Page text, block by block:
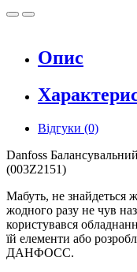
Опис
Відгуки (0)
Danfoss
(003Z2151)
Мабуть, не знайдеться
жодного разу не чув
користувався
їй елементи або
ДАНФОСС.